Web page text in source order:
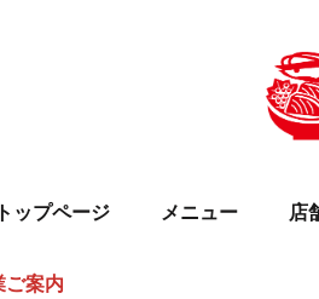
トップページ メニュー 店
ご案内